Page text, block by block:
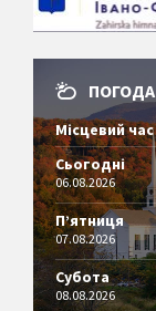
ПОГОДА
Місцевий час
Сьогодні
06.08.2026
П’ятниця
07.08.2026
Субота
08.08.2026